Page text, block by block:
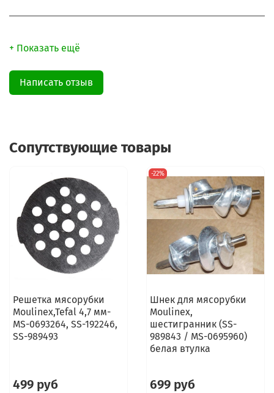
+ Показать ещё
Написать отзыв
Сопутствующие товары
Решетка мясорубки
Moulinex,Tefal 4,7 мм-
MS-0693264, SS-192246,
SS-989493
499 руб
-22%
Шнек для мясорубки
Moulinex,
шестигранник (SS-
989843 / MS-0695960)
белая втулка
699 руб